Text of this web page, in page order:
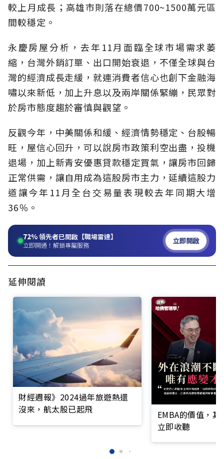
較上月成長；高雄市則落在總價700~1500萬元區
間較穩定。
永慶房屋分析，去年11月面臨全球市場需求萎
縮，台灣外銷訂單、出口開始衰退，不僅全球與台
灣的經濟成長走緩，就連消費者信心也創下金融海
嘯以來新低，加上升息以及兩岸關係緊繃，民眾對
於房市態度趨於審慎與觀望。
反觀今年，中美關係和緩、經濟情勢穩定、台股暢
旺，屋信心回升，可以說房市政策利空出盡，投機
退場，加上新青安優惠貸款穩定買氣，讓房市回歸
正常供需，讓自用成為這股房市主力，延續這股力
道讓今年11月全台交易量表現較去年同期大增
36％。
72%領先者已開啟【職場雷達】
立即開通！解鎖專屬服務 立即開啟
延伸閱讀
財經週報》2024過年旅遊熱還
沒來，航太股已起飛
EMBA的價值，
立即收聽